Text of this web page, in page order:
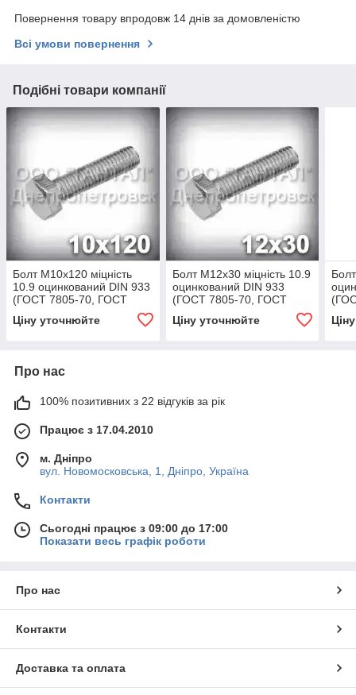
Повернення товару впродовж 14 днів за домовленістю
Всі умови повернення
Подібні товари компанії
Болт М10х120 міцність
10.9 оцинкований DIN 933
(ГОСТ 7805-70, ГОСТ
Ціну уточнюйте
Болт М12х30 міцність 10.9
оцинкований DIN 933
(ГОСТ 7805-70, ГОСТ
Ціну уточнюйте
Про нас
100% позитивних з 22 відгуків за рік
Працює з 17.04.2010
м. Дніпро
вул. Новомосковська, 1, Дніпро, Україна
Контакти
Сьогодні працює з 09:00 до 17:00
Показати весь графік роботи
Про нас
Контакти
Доставка та оплата